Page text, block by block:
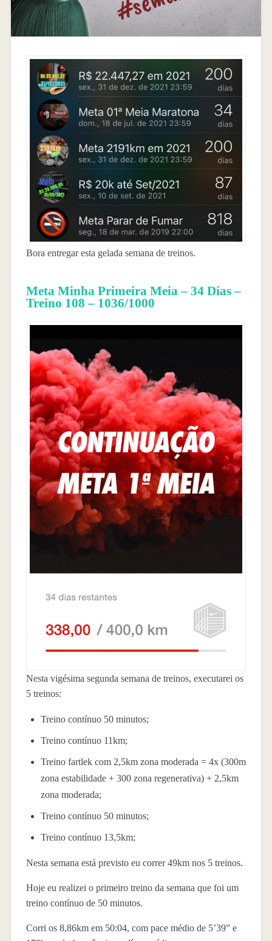
Bora entregar esta gelada semana de treinos.
Meta Minha Primeira Meia – 34 Dias –
Treino 108 – 1036/1000
Nesta vigésima segunda semana de treinos, executarei os
5 treinos:
Treino contínuo 50 minutos;
Treino contínuo 11km;
Treino fartlek com 2,5km zona moderada = 4x (300m
zona estabilidade + 300 zona regenerativa) + 2,5km
zona moderada;
Treino contínuo 50 minutos;
Treino contínuo 13,5km;
Nesta semana está previsto eu correr 49km nos 5 treinos.
Hoje eu realizei o primeiro treino da semana que foi um
treino contínuo de 50 minutos.
Corri os 8,86km em 50:04, com pace médio de 5’39” e